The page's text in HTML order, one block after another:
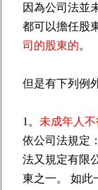
因為公司法並
都可以擔任股
司的股東的。
但是有下列例
1。 未成年人
依公司法規定
法又規定有限
東之一。 如此